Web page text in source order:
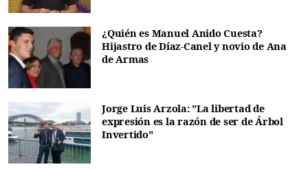
¿Quién es Manuel Anido Cuesta?
Hijastro de Díaz-Canel y novio de Ana
de Armas
Jorge Luis Arzola: "La libertad de
expresión es la razón de ser de Árbol
Invertido"